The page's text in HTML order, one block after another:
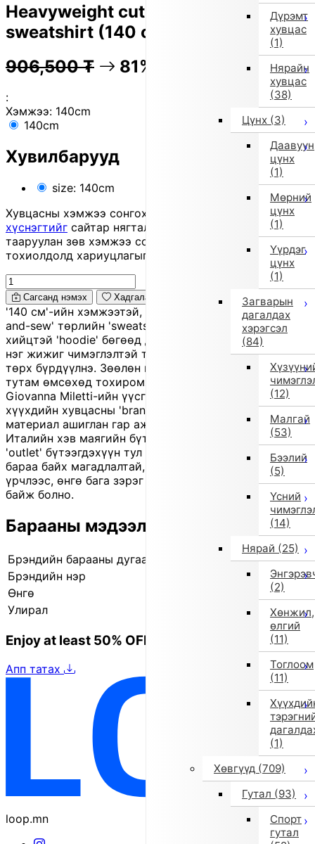
Дүрэмт
хувцас
(1)
Нярайн
хувцас
(38)
Цүнх (3)
Даавуун
цүнх
(1)
Мөрний
цүнх
(1)
Үүрдэг
цүнх
(1)
Загварын
дагалдах
хэрэгсэл
(84)
(12)
Малгай
(53)
Бээлий
(5)
Үсний
(14)
Нярай (25)
(2)
Хөнжил,
өлгий
(11)
Тоглоом
(11)
(1)
Хөвгүүд (709)
Гутал (93)
Спорт
гутал
Heavyweight cut-and-sew
sweatshirt (140 cm / gray)
906,500 ₮ 81% OFF 180,900 ₮
:
Хэмжээ: 140cm
140cm
Хувилбарууд
size: 140cm
Хувцасны хэмжээ сонгохдоо
хэмжээ сонгох
хүснэгтийг сайтар нягталж, биеийн хэмжээтэйгээ
тааруулан зөв хэмжээ сонгоно уу, хувцас таарахгүй
тохиолдолд хариуцлагыг захиалагч өөрөө хүлээнэ.
Сагсанд нэмэх Хадгалах
'140 см'-ийн хэмжээтэй, 'gray' өнгөтэй, зузаан 'cut-
and-sew' төрлийн 'sweatshirt'. Энгийн, цэвэрхэн
хийцтэй 'hoodie' бөгөөд дан суурин дээр даруухан
нэг жижиг чимэглэлтэй тул тайван, боловсронгуй
төрх бүрдүүлнэ. Зөөлөн материалтай учраас өдөр
тутам өмсөхөд тохиромжтой. 'Il Gufo' нь 1980 онд
Giovanna Miletti-ийн үүсгэн байгуулсан Италийн
хүүхдийн хувцасны 'brand' бөгөөд байгалийн
материал ашиглан гар ажиллагаагаар гоёмсог
Италийн хэв маягийн бүтээгдэхүүн хийдэг. Энэ нь
'outlet' бүтээгдэхүүн тул улирлын үлдэгдэл шинэ
бараа байх магадлалтай, мөн бага зэрэг зураас,
үрчлээс, өнгө бага зэрэг гандах зэрэг өө сэвтэй
байж болно.
Барааны мэдээлэл
Брэндийн барааны дугаар
Брэндийн нэр
Өнгө
Улирал
2025 оны намар/өвөл
Enjoy at least 50% OFF Tokyo fashion
Апп татах
loop.mn